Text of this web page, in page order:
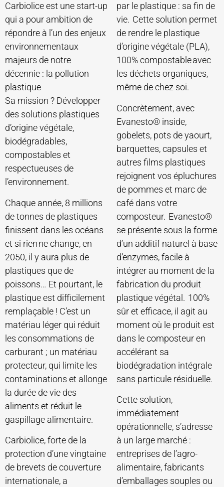
Carbiolice est une start-up
qui a pour ambition de
répondre à l’un des enjeux
environnementaux
majeurs de notre
décennie : la pollution
plastique
Sa mission ? Développer
des solutions plastiques
d’origine végétale,
biodégradables,
compostables et
respectueuses de
l’environnement.
Chaque année, 8 millions
de tonnes de plastiques
finissent dans les océans
et si rien ne change, en
2050, il y aura plus de
plastiques que de
poissons… Et pourtant, le
plastique est difficilement
remplaçable ! C’est un
matériau léger qui réduit
les consommations de
carburant ; un matériau
protecteur, qui limite les
contaminations et allonge
la durée de vie des
aliments et réduit le
gaspillage alimentaire.
Carbiolice, forte de la
protection d’une vingtaine
de brevets de couverture
internationale, a
par le plastique : sa fin de
vie. Cette solution permet
de rendre le plastique
d’origine végétale (PLA),
100% compostable avec
les déchets organiques,
même de chez soi.
Concrètement, avec
Evanesto® inside,
gobelets, pots de yaourt,
barquettes, capsules et
autres films plastiques
rejoignent vos épluchures
de pommes et marc de
café dans votre
composteur. Evanesto®
se présente sous la forme
d’un additif naturel à base
d’enzymes, facile à
intégrer au moment de la
fabrication du produit
plastique végétal. 100%
sûr et efficace, il agit au
moment où le produit est
dans le composteur en
accélérant sa
biodégradation intégrale
sans particule résiduelle.
Cette solution,
immédiatement
opérationnelle, s’adresse
à un large marché :
entreprises de l’agro-
alimentaire, fabricants
d’emballages souples ou